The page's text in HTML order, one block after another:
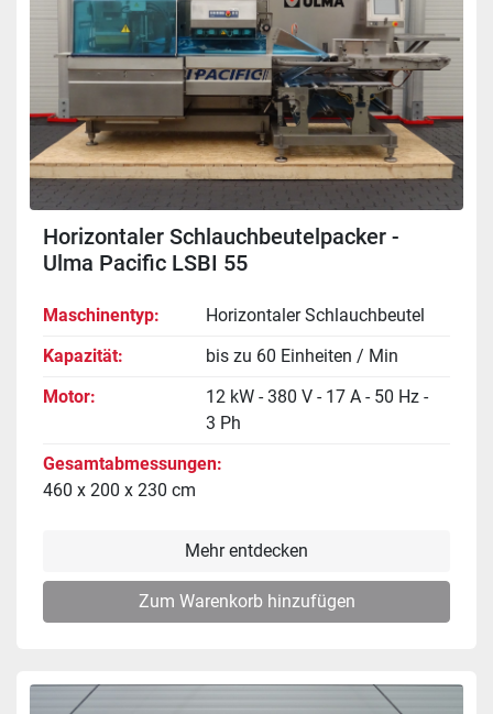
Horizontaler Schlauchbeutelpacker -
Ulma Pacific LSBI 55
Maschinentyp
Horizontaler Schlauchbeutel
Kapazität
bis zu 60 Einheiten / Min
Motor
12 kW - 380 V - 17 A - 50 Hz -
3 Ph
Gesamtabmessungen
460 x 200 x 230 cm
Mehr entdecken
Zum Warenkorb hinzufügen